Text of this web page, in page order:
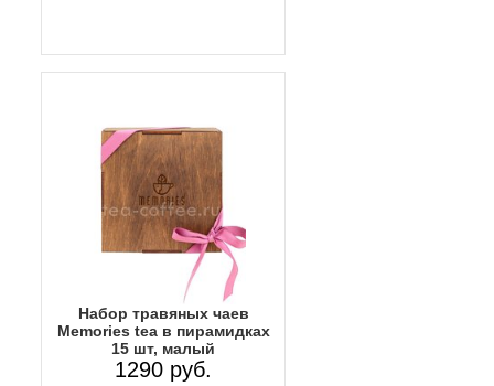
Набор травяных чаев
Memories tea в пирамидках
15 шт, малый
1290 руб.